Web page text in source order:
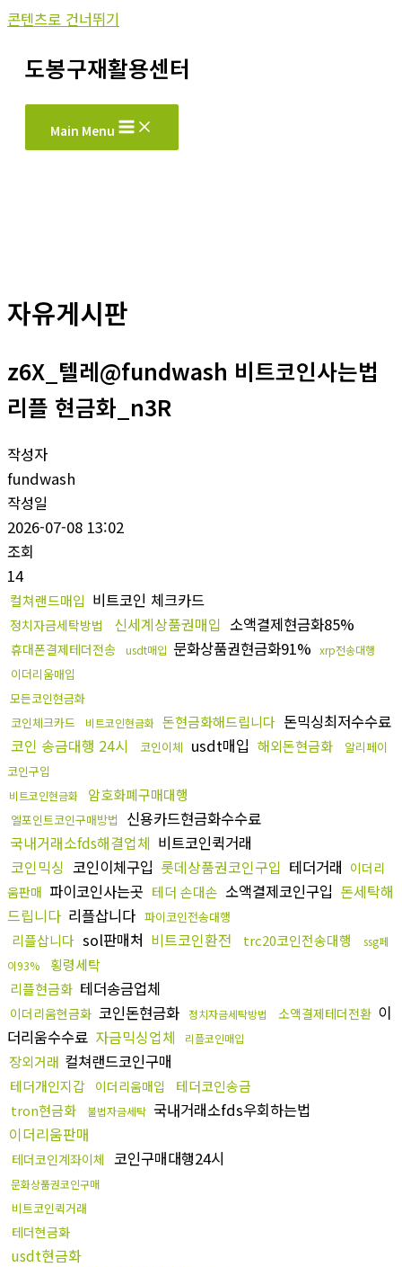
콘텐츠로 건너뛰기
도봉구재활용센터
Main Menu
자유게시판
z6X_텔레@fundwash 비트코인사는법
리플 현금화_n3R
작성자
fundwash
작성일
2026-07-08 13:02
조회
14
컬쳐랜드매입 비트코인 체크카드
정치자금세탁방법 신세계상품권매입 소액결제현금화85%
휴대폰결제테더전송 usdt매입 문화상품권현금화91% xrp전송대행
이더리움매입
모든코인현금화
코인체크카드
비트코인현금화 돈현금화해드립니다 돈믹싱최저수수료
코인 송금대행 24시
코인이체 usdt매입 해외돈현금화
알리페이
코인구입
비트코인현금화 암호화폐구매대행
엘포인트코인구매방법
신용카드현금화수수료
국내거래소fds해결업체 비트코인퀵거래
코인믹싱 코인이체구입 롯데상품권코인구입 테더거래 이더리
움판매 파이코인사는곳 테더 손대손 소액결제코인구입 돈세탁해
드립니다 리플삽니다 파이코인전송대행
리플삽니다 sol판매처 비트코인환전 trc20코인전송대행
ssg페
이93%
횡령세탁
리플현금화 테더송금업체
이더리움현금화 코인돈현금화 정치자금세탁방법 소액결제테더전환 이
더리움수수료 자금믹싱업체 리플코인매입
장외거래 컬쳐랜드코인구매
테더개인지갑 이더리움매입
테더코인송금
tron현금화
불법자금세탁 국내거래소fds우회하는법
이더리움판매
테더코인계좌이체 코인구매대행24시
문화상품권코인구매
비트코인퀵거래
테더현금화
usdt현금화